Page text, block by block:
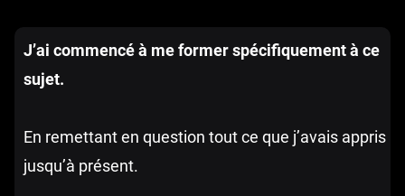
J’ai commencé à me former spécifiquement à ce
sujet.
En remettant en question tout ce que j’avais appris
jusqu’à présent.